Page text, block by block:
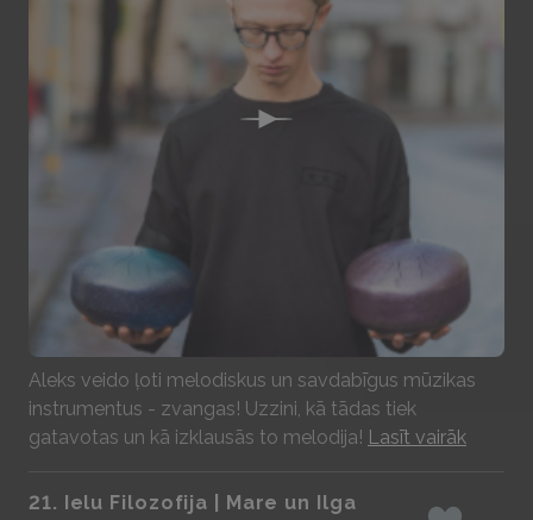
Play
Aleks veido ļoti melodiskus un savdabīgus mūzikas
instrumentus - zvangas! Uzzini, kā tādas tiek
gatavotas un kā izklausās to melodija! Lasīt vairāk
21. Ielu Filozofija | Mare un Ilga